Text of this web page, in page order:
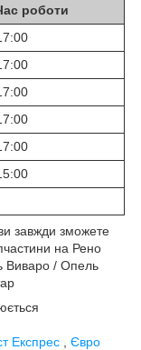
роботи
завжди зможете
на Рено
Виваро / Опель
Експрес
Євро